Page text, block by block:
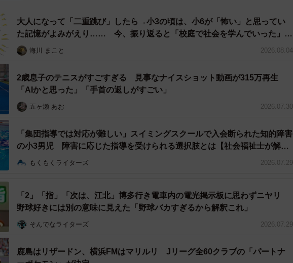
3/3
革製グラブの商品化を成し遂げた。ブランド名はニホンオオカミの古名にちな
（まがみ）」と命名。受注販売で職人が１つずつ丁寧に手作りしているため、
では３ヶ月程度かかるそうだが、２４年１１月の発売開始以来、現役選手からの
いるという。
ゼン（株）・代表取締役・塚本勉さん（５８）は、「新しいことにチャレンジ
大人になって「二重跳び」したら→小3の頃は、小6が「怖い」と思ってい
た記憶がよみがえり…… 今、振り返ると「校庭で社会を学んでいった」
【漫画】
海川 まこと 2026.08.04
2歳息子のテニスがすごすぎる 見事なナイスショット動画が315万再生
「AIかと思った」「手首の返しがすごい」
五ヶ瀬 あお 2026.07.30
「集団指導では対応が難しい」スイミングスクールで入会断られた知的障害
の小3男児 障害に応じた指導を受けられる選択肢とは【社会福祉士が解
説】
もくもくライターズ 2026.07.29
「2」「指」「次は、江北」博多行き電車内の電光掲示板に思わずニヤリ
野球好きには別の意味に見えた「野球バカすぎるから解釈これ」
そんでなライターズ 2026.07.29
鹿島はリザードン、横浜FMはマリルリ Jリーグ全60クラブの「パートナ